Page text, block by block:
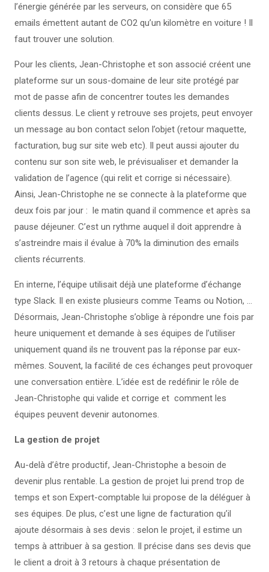
l’énergie générée par les serveurs, on considère que 65
emails émettent autant de CO2 qu’un kilomètre en voiture ! Il
faut trouver une solution.
Pour les clients, Jean-Christophe et son associé créent une
plateforme sur un sous-domaine de leur site protégé par
mot de passe afin de concentrer toutes les demandes
clients dessus. Le client y retrouve ses projets, peut envoyer
un message au bon contact selon l’objet (retour maquette,
facturation, bug sur site web etc). Il peut aussi ajouter du
contenu sur son site web, le prévisualiser et demander la
validation de l’agence (qui relit et corrige si nécessaire).
Ainsi, Jean-Christophe ne se connecte à la plateforme que
deux fois par jour : le matin quand il commence et après sa
pause déjeuner. C’est un rythme auquel il doit apprendre à
s’astreindre mais il évalue à 70% la diminution des emails
clients récurrents.
En interne, l’équipe utilisait déjà une plateforme d’échange
type Slack. Il en existe plusieurs comme Teams ou Notion, …
Désormais, Jean-Christophe s’oblige à répondre une fois par
heure uniquement et demande à ses équipes de l’utiliser
uniquement quand ils ne trouvent pas la réponse par eux-
mêmes. Souvent, la facilité de ces échanges peut provoquer
une conversation entière. L’idée est de redéfinir le rôle de
Jean-Christophe qui valide et corrige et comment les
équipes peuvent devenir autonomes.
La gestion de projet
Au-delà d’être productif, Jean-Christophe a besoin de
devenir plus rentable. La gestion de projet lui prend trop de
temps et son Expert-comptable lui propose de la déléguer à
ses équipes. De plus, c’est une ligne de facturation qu’il
ajoute désormais à ses devis : selon le projet, il estime un
temps à attribuer à sa gestion. Il précise dans ses devis que
le client a droit à 3 retours à chaque présentation de